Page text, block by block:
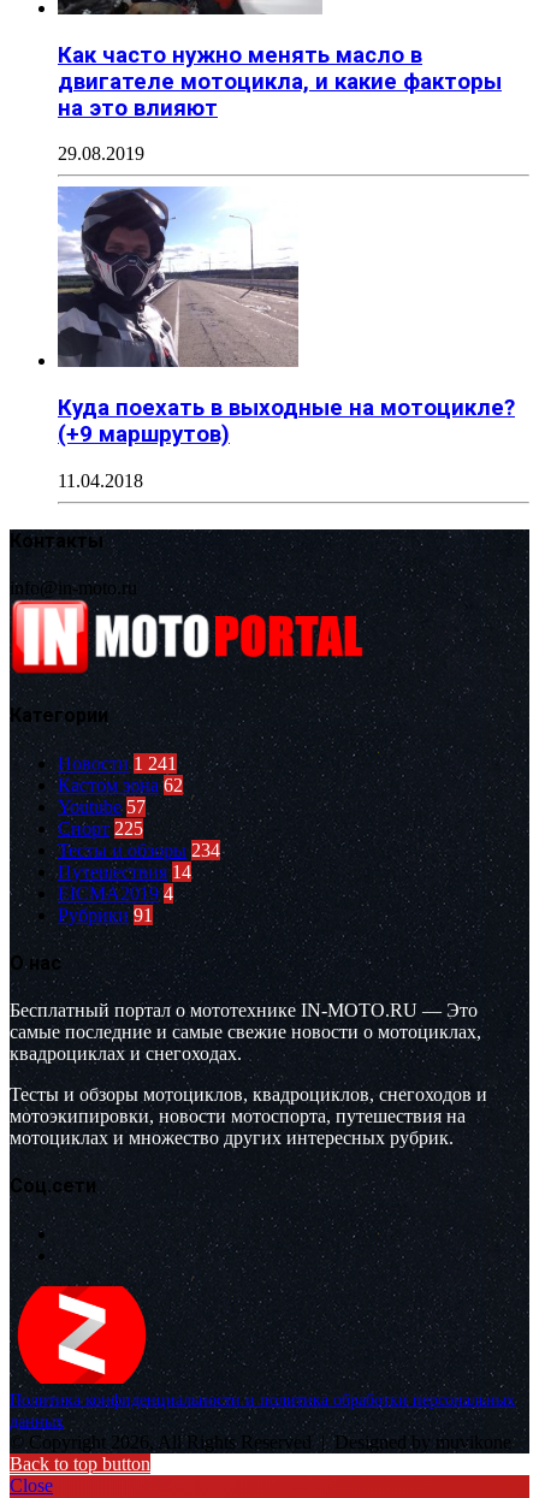
Как часто нужно менять масло в
двигателе мотоцикла, и какие факторы
на это влияют
29.08.2019
Куда поехать в выходные на мотоцикле?
(+9 маршрутов)
11.04.2018
Контакты
info@in-moto.ru
Категории
Новости 1 241
Кастом зона 62
Youtube 57
Спорт 225
Тесты и обзоры 234
Путешествия 14
EICMA2019 4
Рубрики 91
О нас
Бесплатный портал о мототехнике IN-MOTO.RU — Это
самые последние и самые свежие новости о мотоциклах,
квадроциклах и снегоходах.
Тесты и обзоры мотоциклов, квадроциклов, снегоходов и
мотоэкипировки, новости мотоспорта, путешествия на
мотоциклах и множество других интересных рубрик.
Соц.сети
Политика конфиденциальности и политика обработки персональных
данных
© Copyright 2026, All Rights Reserved |Designed by muvikone
Back to top button
Close